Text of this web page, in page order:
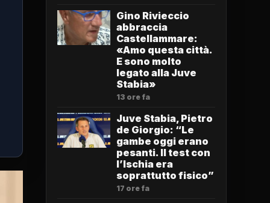
Gino Rivieccio
abbraccia
Castellammare:
«Amo questa città.
E sono molto
legato alla Juve
Stabia»
13 ore fa
Juve Stabia, Pietro
de Giorgio: “Le
gambe oggi erano
pesanti. Il test con
l’Ischia era
soprattutto fisico”
17 ore fa